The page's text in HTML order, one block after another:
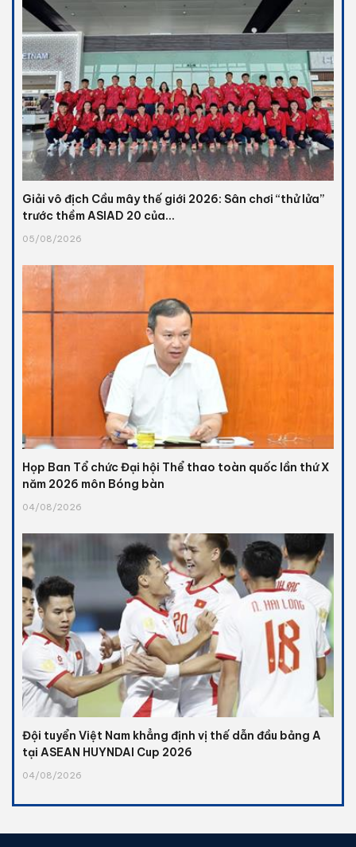
Giải vô địch Cầu mây thế giới 2026: Sân chơi “thử lửa”
trước thềm ASIAD 20 của...
05/08/2026
Họp Ban Tổ chức Đại hội Thể thao toàn quốc lần thứ X
năm 2026 môn Bóng bàn
04/08/2026
Đội tuyển Việt Nam khẳng định vị thế dẫn đầu bảng A
tại ASEAN HUYNDAI Cup 2026
04/08/2026